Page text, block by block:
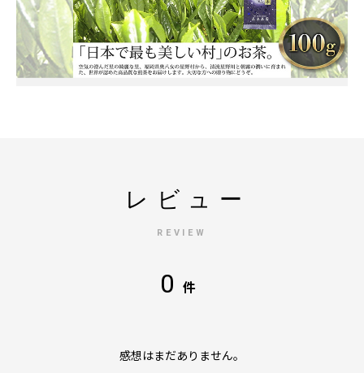
レビュー
REVIEW
0 件
感想はまだありません。